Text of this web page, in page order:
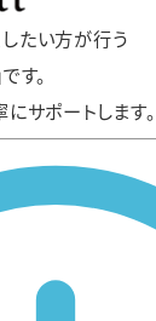
たい方が行う
す。
サポートします。